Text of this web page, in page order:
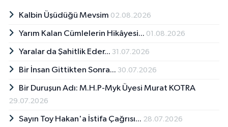
Kalbin Üşüdüğü Mevsim 02.08.2026
Yarım Kalan Cümlelerin Hikâyesi... 01.08.2026
Yaralar da Şahitlik Eder... 31.07.2026
Bir İnsan Gittikten Sonra... 30.07.2026
Bir Duruşun Adı: M.H.P-Myk Üyesi Murat KOTRA
29.07.2026
Sayın Toy Hakan'a İstifa Çağrısı... 28.07.2026